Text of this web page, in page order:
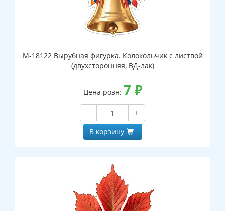
М-18122 Вырубная фигурка. Колокольчик с листвой
(двухсторонняя, ВД-лак)
Цена розн: 7 ₽
−
+
В корзину